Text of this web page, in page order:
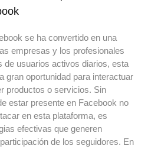
se ha convertido en una
empresas y los profesionales
de usuarios activos diarios, esta
gran oportunidad para interactuar
productos o servicios. Sin
estar presente en Facebook no
en esta plataforma, es
efectivas que generen
de los seguidores. En